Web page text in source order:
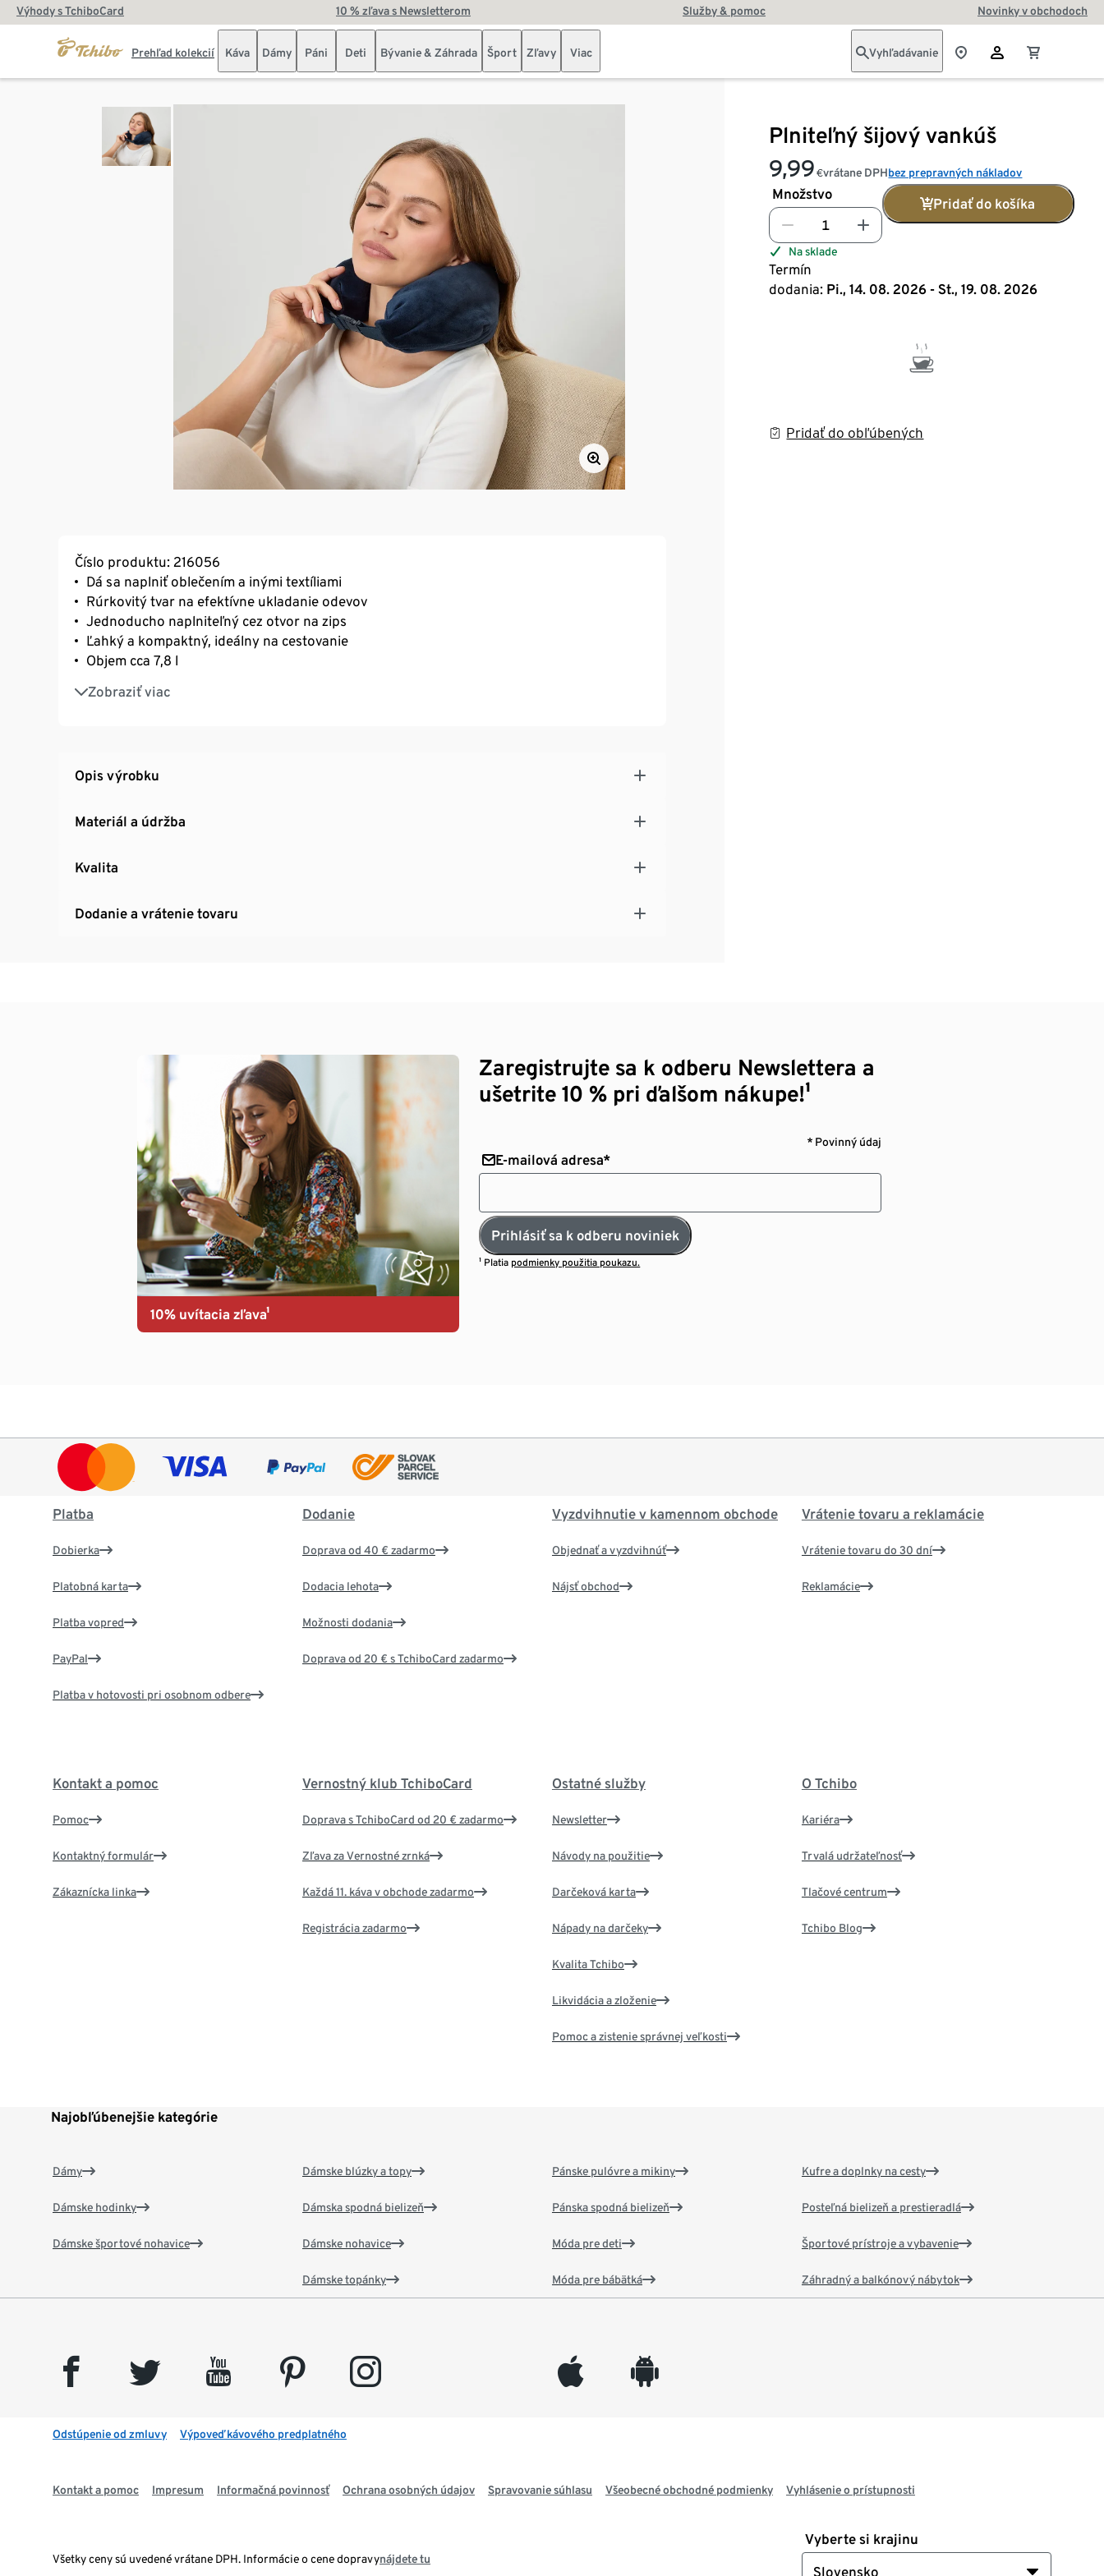
Výhody s TchiboCard 10 % zľava s Newsletterom Služby & pomoc Novinky v obchodoch
Prehľad kolekcií Káva Dámy Páni Deti Bývanie & Záhrada Šport Zľavy Viac Vyhľadávanie
Plniteľný šijový vankúš
9,99 €vrátane DPHbez prepravných nákladov
Množstvo
Pridať do košíka
Na sklade
Termín
dodania: Pi., 14. 08. 2026 - St., 19. 08. 2026
Pridať do obľúbených
Číslo produktu: 216056
Dá sa naplniť oblečením a inými textíliami
Rúrkovitý tvar na efektívne ukladanie odevov
Jednoducho naplniteľný cez otvor na zips
Ľahký a kompaktný, ideálny na cestovanie
Objem cca 7,8 l
Zobraziť viac
Poťah sa dá prať
S recyklovaným materiálom
Opis výrobku
Materiál a údržba
Kvalita
Dodanie a vrátenie tovaru
10% uvítacia zľava¹
Zaregistrujte sa k odberu Newslettera a
ušetrite 10 % pri ďalšom nákupe!¹
* Povinný údaj
E-mailová adresa*
Prihlásiť sa k odberu noviniek
¹ Platia podmienky použitia poukazu.
Platba
Dobierka
Platobná karta
Platba vopred
PayPal
Platba v hotovosti pri osobnom odbere
Dodanie
Doprava od 40 € zadarmo
Dodacia lehota
Možnosti dodania
Doprava od 20 € s TchiboCard zadarmo
Vyzdvihnutie v kamennom obchode
Objednať a vyzdvihnúť
Nájsť obchod
Vrátenie tovaru a reklamácie
Vrátenie tovaru do 30 dní
Reklamácie
Kontakt a pomoc
Pomoc
Kontaktný formulár
Zákaznícka linka
Vernostný klub TchiboCard
Doprava s TchiboCard od 20 € zadarmo
Zľava za Vernostné zrnká
Každá 11. káva v obchode zadarmo
Registrácia zadarmo
Ostatné služby
Newsletter
Návody na použitie
Darčeková karta
Nápady na darčeky
Kvalita Tchibo
Likvidácia a zloženie
Pomoc a zistenie správnej veľkosti
O Tchibo
Kariéra
Trvalá udržateľnosť
Tlačové centrum
Tchibo Blog
Najobľúbenejšie kategórie
Dámy
Dámske hodinky
Dámske športové nohavice
Dámske blúzky a topy
Dámska spodná bielizeň
Dámske nohavice
Dámske topánky
Pánske pulóvre a mikiny
Pánska spodná bielizeň
Móda pre deti
Móda pre bábätká
Kufre a doplnky na cesty
Posteľná bielizeň a prestieradlá
Športové prístroje a vybavenie
Záhradný a balkónový nábytok
facebook twitter youtube pinterest instagram appleinc android
Odstúpenie od zmluvy Výpoveď kávového predplatného
Kontakt a pomoc Impresum Informačná povinnosť Ochrana osobných údajov Spravovanie súhlasu Všeobecné obchodné podmienky Vyhlásenie o prístupnosti
Všetky ceny sú uvedené vrátane DPH. Informácie o cene dopravynájdete tu
Vyberte si krajinu
Slovensko